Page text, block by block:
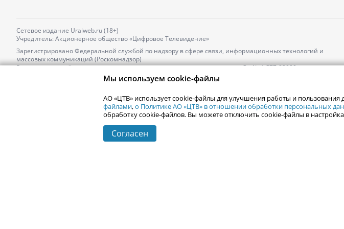
Сетевое издание Uralweb.ru (18+)
Учредитель: Акционерное общество «Цифровое Телевидение»
Зарегистрировано Федеральной службой по надзору в сфере связи, информационных технологий и
массовых коммуникаций (Роскомнадзор)
Регистрационный номер и дата принятия решения о регистрации: серияЭл № ФС77-82000
+7 (912) 244-87-87,
Электронный адрес редакции:news@uralweb.ru
Екатеринбург
Мы используем cookie-файлы
АО «ЦТВ» использует cookie-файлы для улучшения работы и пользования
файлами,о Политике АО «ЦТВ» в отношении обработки персональных
обработку cookie-файлов. Вы можете отключить cookie-файлы в
Согласен